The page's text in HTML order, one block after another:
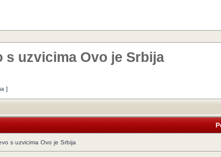
uzvicima Ovo je Srbija
]
s uzvicima Ovo je Srbija